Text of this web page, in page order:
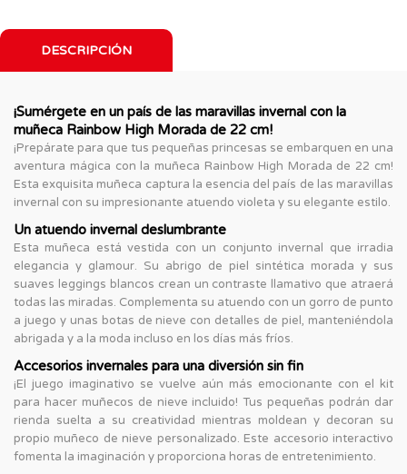
DESCRIPCIÓN
¡Sumérgete en un país de las maravillas invernal con la
muñeca Rainbow High Morada de 22 cm!
¡Prepárate para que tus pequeñas princesas se embarquen en una
aventura mágica con la muñeca Rainbow High Morada de 22 cm!
Esta exquisita muñeca captura la esencia del país de las maravillas
invernal con su impresionante atuendo violeta y su elegante estilo.
Un atuendo invernal deslumbrante
Esta muñeca está vestida con un conjunto invernal que irradia
elegancia y glamour. Su abrigo de piel sintética morada y sus
suaves leggings blancos crean un contraste llamativo que atraerá
todas las miradas. Complementa su atuendo con un gorro de punto
a juego y unas botas de nieve con detalles de piel, manteniéndola
abrigada y a la moda incluso en los días más fríos.
Accesorios invernales para una diversión sin fin
¡El juego imaginativo se vuelve aún más emocionante con el kit
para hacer muñecos de nieve incluido! Tus pequeñas podrán dar
rienda suelta a su creatividad mientras moldean y decoran su
propio muñeco de nieve personalizado. Este accesorio interactivo
fomenta la imaginación y proporciona horas de entretenimiento.